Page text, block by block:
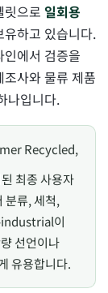
릿으로 일회용
유하고 있습니다.
에서 검증을
사와 물류 제품
나입니다.
Recycled,
최종 사용자
분류, 세척,
industrial이
선언이나
유용합니다.